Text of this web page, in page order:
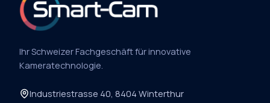
Ihr Schweizer Fachgeschäft für innovative
Kameratechnologie.
Industriestrasse 40, 8404 Winterthur